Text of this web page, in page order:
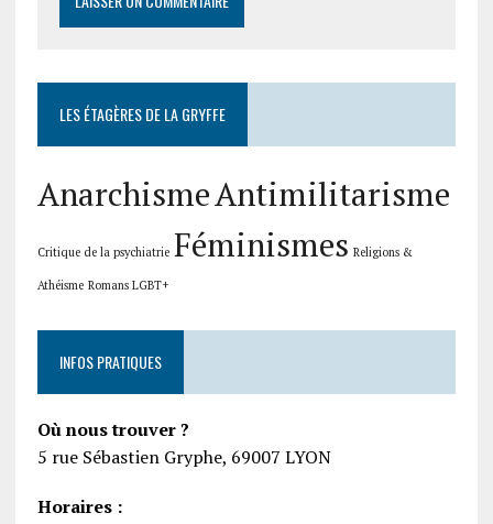
LES ÉTAGÈRES DE LA GRYFFE
AnarchismeAntimilitarisme
Critique de la psychiatrie Féminismes Religions &
Athéisme Romans LGBT+
INFOS PRATIQUES
Où nous trouver ?
5 rue Sébastien Gryphe, 69007 LYON
Horaires :